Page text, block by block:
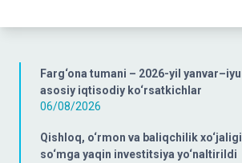
Farg‘ona tumani – 2026-yil
asosiy iqtisodiy ko‘rsatkichlar
06/08/2026
Qishloq, o‘rmon va baliqchilik
so‘mga yaqin investitsiya yo‘naltirildi